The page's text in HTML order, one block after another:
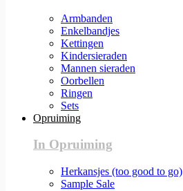
Armbanden
Enkelbandjes
Kettingen
Kindersieraden
Mannen sieraden
Oorbellen
Ringen
Sets
Opruiming
In Opruiming
Herkansjes (too good to go)
Sample Sale